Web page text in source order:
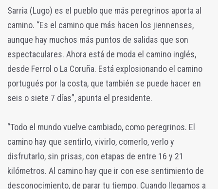
Sarria (Lugo) es el pueblo que más peregrinos aporta al
camino. “Es el camino que más hacen los jiennenses,
aunque hay muchos más puntos de salidas que son
espectaculares. Ahora está de moda el camino inglés,
desde Ferrol o La Coruña. Está explosionando el camino
portugués por la costa, que también se puede hacer en
seis o siete 7 días”, apunta el presidente.
“Todo el mundo vuelve cambiado, como peregrinos. El
camino hay que sentirlo, vivirlo, comerlo, verlo y
disfrutarlo, sin prisas, con etapas de entre 16 y 21
kilómetros. Al camino hay que ir con ese sentimiento de
desconocimiento, de parar tu tiempo. Cuando llegamos a